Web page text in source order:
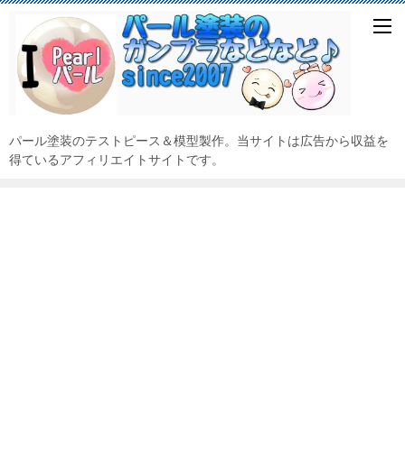
パール塗装のテストピース＆模型製作。当サイトは広告から収益を
得ているアフィリエイトサイトです。